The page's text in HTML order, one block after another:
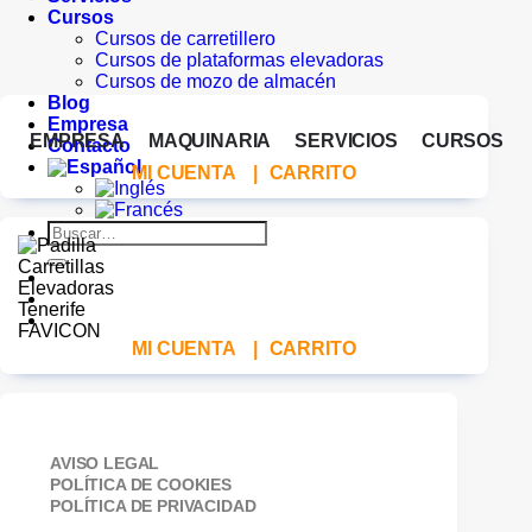
Cursos
Cursos de carretillero
Cursos de plataformas elevadoras
Cursos de mozo de almacén
Blog
Empresa
Contacto
Buscar
por:
EMPRESA MAQUINARIA SERVICIOS
CURSOS
MI CUENTA
CARRITO
MI CUENTA CARRITO
AVISO LEGAL
POLÍTICA DE COOKIES
POLÍTICA DE PRIVACIDAD